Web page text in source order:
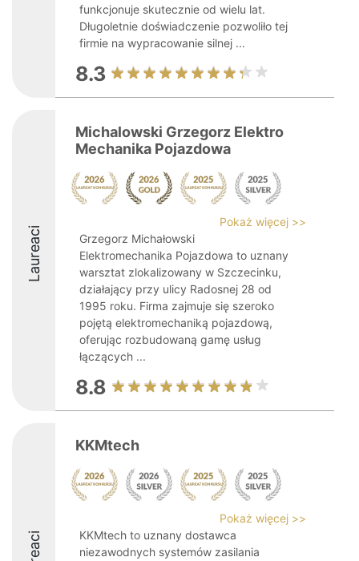
funkcjonuje skutecznie od wielu lat.
Długoletnie doświadczenie pozwoliło tej
firmie na wypracowanie silnej ...
8.3
Laureaci
Michalowski Grzegorz Elektro
Mechanika Pojazdowa
Pokaż więcej >>
Grzegorz Michałowski
Elektromechanika Pojazdowa to uznany
warsztat zlokalizowany w Szczecinku,
działający przy ulicy Radosnej 28 od
1995 roku. Firma zajmuje się szeroko
pojętą elektromechaniką pojazdową,
oferując rozbudowaną gamę usług
łączących ...
8.8
KKMtech
Pokaż więcej >>
KKMtech to uznany dostawca
niezawodnych systemów zasilania